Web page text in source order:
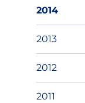
2014
2013
2012
2011